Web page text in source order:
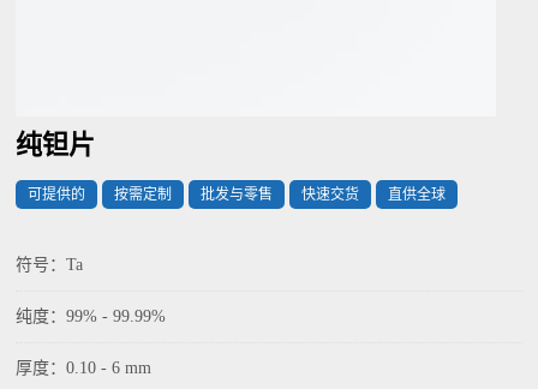
纯钽片
可提供的 按需定制 批发与零售 快速交货 直供全球
符号：Ta
纯度：99% - 99.99%
厚度：0.10 - 6 mm